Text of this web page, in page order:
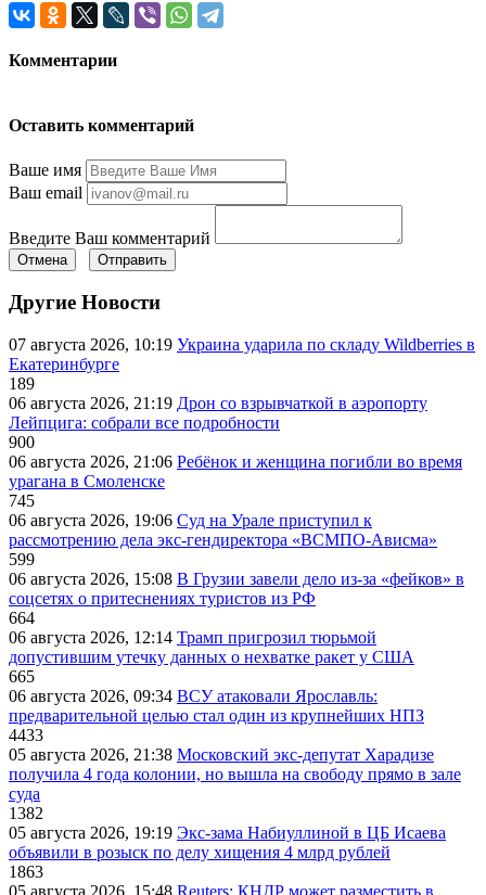
Комментарии
Оставить комментарий
Ваше имя
Ваш email
Введите Ваш комментарий
Отмена Отправить
Другие Новости
07 августа 2026, 10:19 Украина ударила по складу Wildberries в
Екатеринбурге
189
06 августа 2026, 21:19 Дрон со взрывчаткой в аэропорту
Лейпцига: собрали все подробности
900
06 августа 2026, 21:06 Ребёнок и женщина погибли во время
урагана в Смоленске
745
06 августа 2026, 19:06 Суд на Урале приступил к
рассмотрению дела экс-гендиректора «ВСМПО-Ависма»
599
06 августа 2026, 15:08 В Грузии завели дело из-за «фейков» в
соцсетях о притеснениях туристов из РФ
664
06 августа 2026, 12:14 Трамп пригрозил тюрьмой
допустившим утечку данных о нехватке ракет у США
665
06 августа 2026, 09:34 ВСУ атаковали Ярославль:
предварительной целью стал один из крупнейших НПЗ
4433
05 августа 2026, 21:38 Московский экс-депутат Харадизе
получила 4 года колонии, но вышла на свободу прямо в зале
суда
1382
05 августа 2026, 19:19 Экс-зама Набиуллиной в ЦБ Исаева
объявили в розыск по делу хищения 4 млрд рублей
1863
05 августа 2026, 15:48 Reuters: КНДР может разместить в